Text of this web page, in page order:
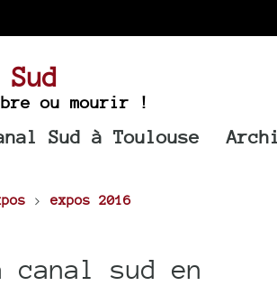
ou mourir !
Sud à Toulouse
> expos 2016
canal sud en